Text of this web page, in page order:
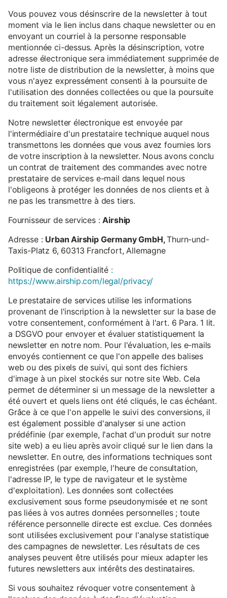
Vous pouvez vous désinscrire de la newsletter à tout
moment via le lien inclus dans chaque newsletter ou en
envoyant un courriel à la personne responsable
mentionnée ci-dessus. Après la désinscription, votre
adresse électronique sera immédiatement supprimée de
notre liste de distribution de la newsletter, à moins que
vous n'ayez expressément consenti à la poursuite de
l'utilisation des données collectées ou que la poursuite
du traitement soit légalement autorisée.
Notre newsletter électronique est envoyée par
l'intermédiaire d'un prestataire technique auquel nous
transmettons les données que vous avez fournies lors
de votre inscription à la newsletter. Nous avons conclu
un contrat de traitement des commandes avec notre
prestataire de services e-mail dans lequel nous
l'obligeons à protéger les données de nos clients et à
ne pas les transmettre à des tiers.
Fournisseur de services :Airship
Adresse : Urban Airship Germany GmbH,Thurn-und-
Taxis-Platz 6, 60313 Francfort, Allemagne
Politique de confidentialité :
https://www.airship.com/legal/privacy/
Le prestataire de services utilise les informations
provenant de l'inscription à la newsletter sur la base de
votre consentement, conformément à l'art. 6 Para. 1 lit.
a DSGVO pour envoyer et évaluer statistiquement la
newsletter en notre nom. Pour l'évaluation, les e-mails
envoyés contiennent ce que l'on appelle des balises
web ou des pixels de suivi, qui sont des fichiers
d'image à un pixel stockés sur notre site Web. Cela
permet de déterminer si un message de la newsletter a
été ouvert et quels liens ont été cliqués, le cas échéant.
Grâce à ce que l'on appelle le suivi des conversions, il
est également possible d'analyser si une action
prédéfinie (par exemple, l'achat d'un produit sur notre
site web) a eu lieu après avoir cliqué sur le lien dans la
newsletter. En outre, des informations techniques sont
enregistrées (par exemple, l'heure de consultation,
l'adresse IP, le type de navigateur et le système
d'exploitation). Les données sont collectées
exclusivement sous forme pseudonymisée et ne sont
pas liées à vos autres données personnelles ; toute
référence personnelle directe est exclue. Ces données
sont utilisées exclusivement pour l'analyse statistique
des campagnes de newsletter. Les résultats de ces
analyses peuvent être utilisés pour mieux adapter les
futures newsletters aux intérêts des destinataires.
Si vous souhaitez révoquer votre consentement à